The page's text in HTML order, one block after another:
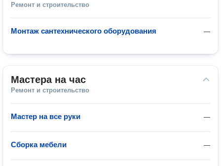
Ремонт и строительство
—
Монтаж сантехнического оборудования
Мастера на час
Ремонт и строительство
—
Мастер на все руки
—
Сборка мебели